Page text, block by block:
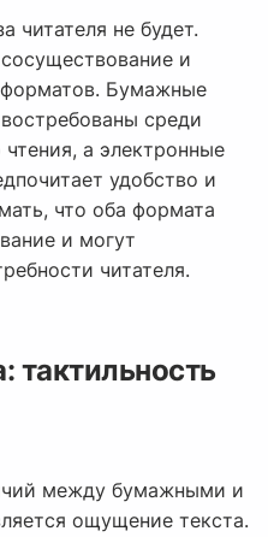
читателя не будет.
и
Бумажные
среди
а электронные
удобство и
что оба формата
и могут
читателя.
тактильность
между бумажными и
ощущение текста.